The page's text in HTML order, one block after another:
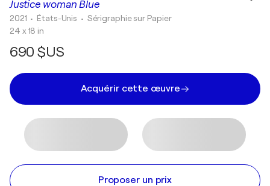
Justice woman Blue
2021 • États-Unis • Sérigraphie sur Papier
24 x 18 in
690 $US
Acquérir cette œuvre
Proposer un prix